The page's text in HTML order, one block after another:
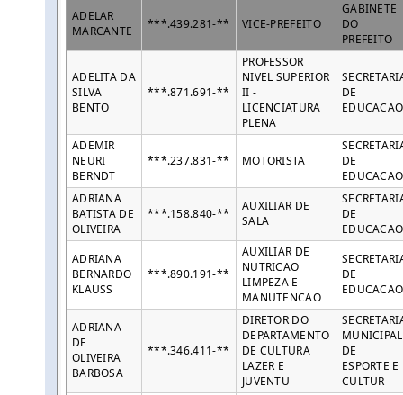
ADELAR
MARCANTE
***.439.281-** VICE-PREFEITO
GABINETE
DO
PREFEITO
ADELITA DA
SILVA
BENTO
***.871.691-**
PROFESSOR
NIVEL SUPERIOR
II -
LICENCIATURA
PLENA
DE
EDUCACAO
ADEMIR
NEURI
BERNDT
***.237.831-** MOTORISTA
DE
EDUCACAO
ADRIANA
BATISTA DE
OLIVEIRA
***.158.840-**
AUXILIAR DE
SALA
DE
EDUCACAO
ADRIANA
BERNARDO
KLAUSS
***.890.191-**
AUXILIAR DE
NUTRICAO
LIMPEZA E
MANUTENCAO
DE
EDUCACAO
ADRIANA
DE
OLIVEIRA
BARBOSA
***.346.411-**
DIRETOR DO
DEPARTAMENTO
DE CULTURA
LAZER E
JUVENTU
MUNICIPAL
DE
ESPORTE E
CULTUR